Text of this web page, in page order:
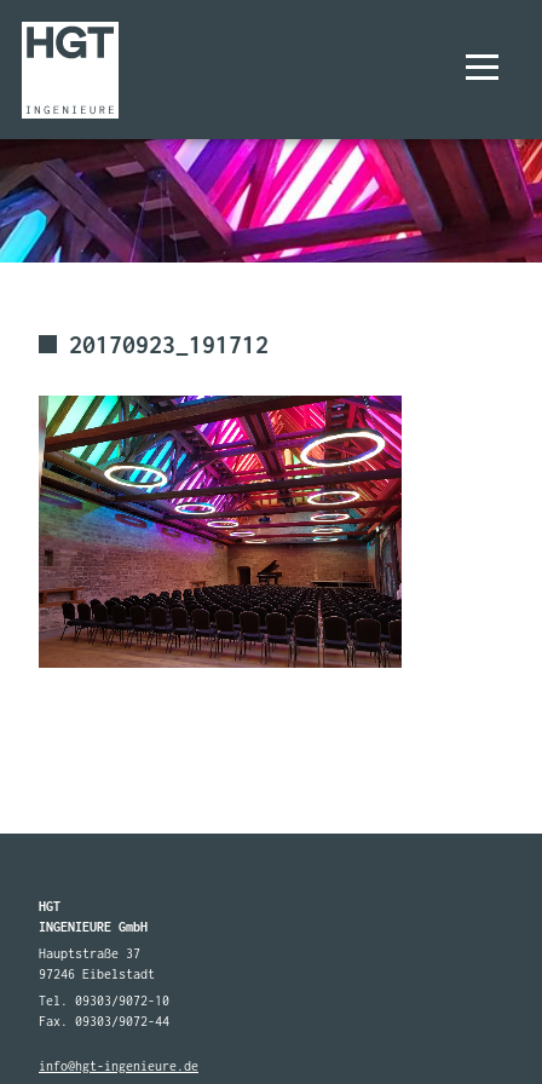
UNTERNEHMEN
LEISTUNGEN
KARRIERE
KONTAKT
20170923_191712
HGT
INGENIEURE GmbH
Hauptstraße 37
97246 Eibelstadt
Tel. 09303/9072-10
Fax. 09303/9072-44
info@hgt-ingenieure.de